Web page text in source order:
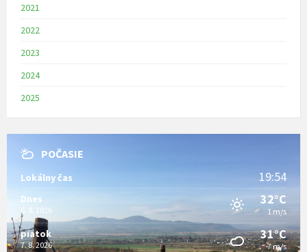
2021
2022
2023
2024
2025
POČASIE
Lokálny čas 19:54
Dnes
6. 8. 2026
32°C
1 m/s
piatok
7. 8. 2026
31°C
7 m/s